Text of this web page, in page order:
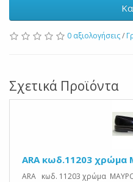
0 αξιολογήσεις/
Σχετικά Προϊόντα
ARA κωδ.11203 χρώμα
ARA κωδ. 11203 χρώμα